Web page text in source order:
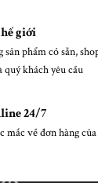
giới
sản phẩm có sẵn,
quý khách yêu cầu
24/7
mắc về đơn hàng